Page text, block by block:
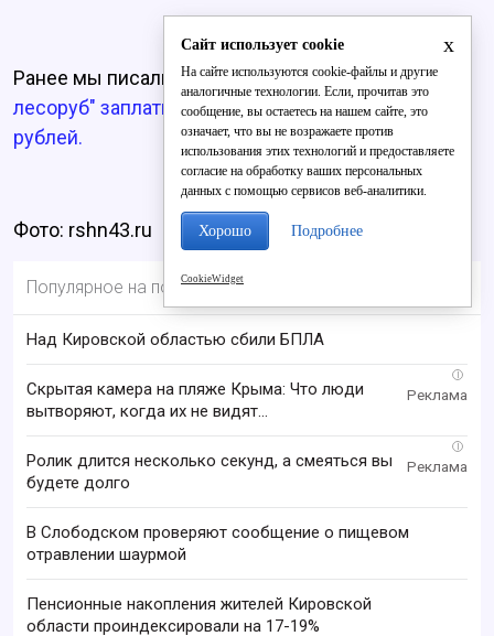
Ранее мы писали о том, чтокировский "черный
лесоруб" заплатит за свои деяния 25 миллионов
рублей.
Фото: rshn43.ru
Популярное на портале
Над Кировской областью сбили БПЛА
i
Скрытая камера на пляже Крыма: Что люди
вытворяют, когда их не видят...
i
Ролик длится несколько секунд, а смеяться вы
будете долго
В Слободском проверяют сообщение о пищевом
отравлении шаурмой
Пенсионные накопления жителей Кировской
области проиндексировали на 17-19%
x
Сайт использует cookie
На сайте используются cookie-файлы и другие
аналогичные технологии. Если, прочитав это
сообщение, вы остаетесь на нашем сайте, это
означает, что вы не возражаете против
использования этих технологий и предоставляете
согласие на обработку ваших персональных
данных с помощью сервисов веб-аналитики.
Хорошо Подробнее
CookieWidget